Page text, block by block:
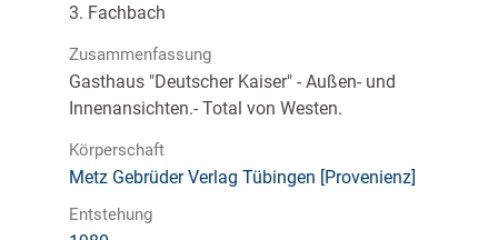
3. Fachbach
Zusammenfassung
Gasthaus "Deutscher Kaiser" - Außen- und
Innenansichten.- Total von Westen.
Körperschaft
Metz Gebrüder Verlag Tübingen [Provenienz]
Entstehung